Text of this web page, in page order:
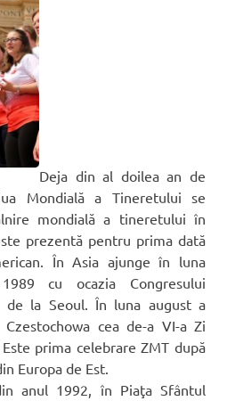
Deja din al doilea an de
Mondială a Tineretului se
mondială a tineretului în
prezentă pentru prima dată
În Asia ajunge în luna
cu ocazia Congresului
de la Seoul. În luna august a
cea de-a VI-a Zi
prima celebrare ZMT după
Europa de Est.
anul 1992, în Piaţa Sfântul